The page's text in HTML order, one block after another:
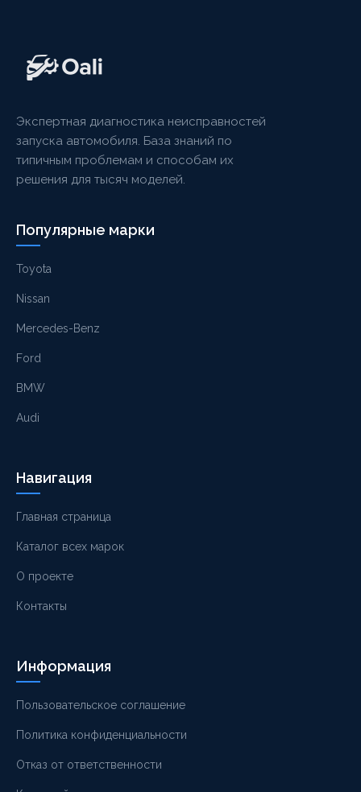
Экспертная диагностика неисправностей
запуска автомобиля. База знаний по
типичным проблемам и способам их
решения для тысяч моделей.
Популярные марки
Toyota
Nissan
Mercedes-Benz
Ford
BMW
Audi
Навигация
Главная страница
Каталог всех марок
О проекте
Контакты
Информация
Пользовательское соглашение
Политика конфиденциальности
Отказ от ответственности